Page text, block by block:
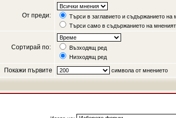
От преди:
Търси в заглавието и съдържанието на
Търси само в съдържанието на
Сортирай по:
Възходящ ред
Низходящ ред
Покажи първите символа от мнението